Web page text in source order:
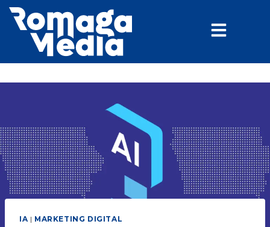
IA | MARKETING DIGITAL